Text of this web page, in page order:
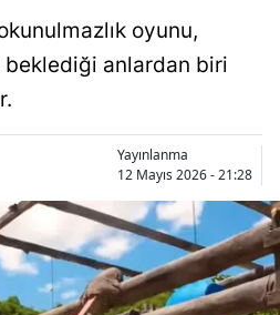
Antalya
Artvin
Balıkesir
Bilecik
Bingöl
Bitlis
oyunu,
anlardan biri
Yayınlanma
12 Mayıs 2026 - 21:28